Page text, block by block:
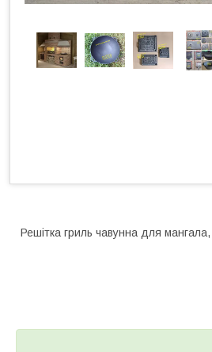
Решітка гриль чавунна для